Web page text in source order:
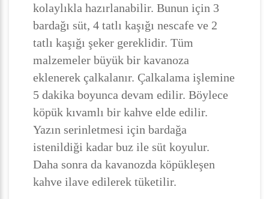
kolaylıkla hazırlanabilir. Bunun için 3
bardağı süt, 4 tatlı kaşığı nescafe ve 2
tatlı kaşığı şeker gereklidir. Tüm
malzemeler büyük bir kavanoza
eklenerek çalkalanır. Çalkalama işlemine
5 dakika boyunca devam edilir. Böylece
köpük kıvamlı bir kahve elde edilir.
Yazın serinletmesi için bardağa
istenildiği kadar buz ile süt koyulur.
Daha sonra da kavanozda köpükleşen
kahve ilave edilerek tüketilir.